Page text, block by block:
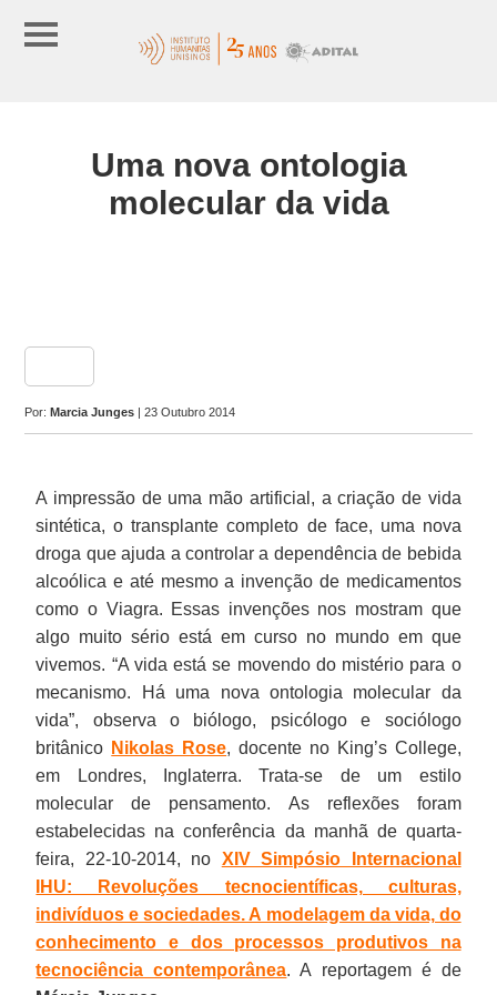
Uma nova ontologia
molecular da vida
Por:Marcia Junges | 23 Outubro 2014
A impressão de uma mão artificial, a criação de vida
sintética, o transplante completo de face, uma nova
droga que ajuda a controlar a dependência de bebida
alcoólica e até mesmo a invenção de medicamentos
como o Viagra. Essas invenções nos mostram que
algo muito sério está em curso no mundo em que
vivemos. “A vida está se movendo do mistério para o
mecanismo. Há uma nova ontologia molecular da
vida”, observa o biólogo, psicólogo e sociólogo
britânico Nikolas Rose, docente no King’s College,
em Londres, Inglaterra. Trata-se de um estilo
molecular de pensamento. As reflexões foram
estabelecidas na conferência da manhã de quarta-
feira, 22-10-2014, no XIV Simpósio Internacional
IHU: Revoluções tecnocientíficas, culturas,
indivíduos e sociedades. A modelagem da vida, do
conhecimento e dos processos produtivos na
tecnociência contemporânea. A reportagem é de